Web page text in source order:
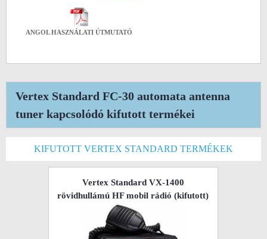
ANGOL HASZNÁLATI ÚTMUTATÓ
Vertex Standard FC-30 automata antenna
tuner kapcsolódó kifutott termékei
KIFUTOTT VERTEX STANDARD TERMÉKEK
Vertex Standard VX-1400
rövidhullámú HF mobil rádió(kifutott)